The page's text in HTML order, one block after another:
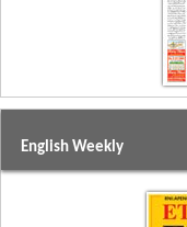
English Weekly